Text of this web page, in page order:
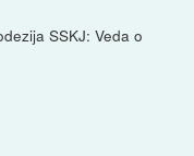
SSKJ: Veda o